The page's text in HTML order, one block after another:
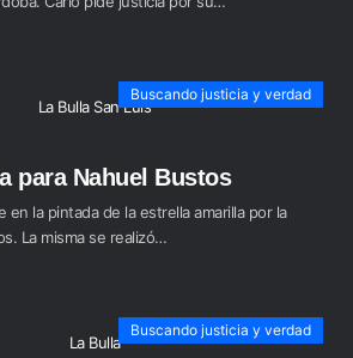
Buscando justicia y verdad
para Nahuel Bustos
en la pintada de la estrella amarilla por la
La misma se realizó…
Buscando justicia y verdad